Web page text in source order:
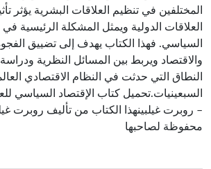
المختلفين في تنظيم العلاقات البشرية يؤثر
العلاقات الدولية ويمثل المشكلة الرئيسية
السياسي. فهذا الكتاب يهدف إلى تضييق
والاقتصاد ويربط بين المسائل النظرية
النطاق التي حدثت في النظام الاقتصادي
– روبرت غيلبينهذا الكتاب من تأليف روبرت
محفوظة لصاحبها